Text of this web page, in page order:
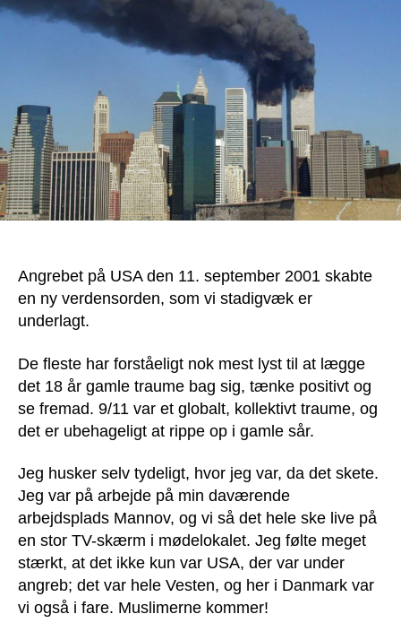
Angrebet på USA den 11. september 2001 skabte
en ny verdensorden, som vi stadigvæk er
underlagt.
De fleste har forståeligt nok mest lyst til at lægge
det 18 år gamle traume bag sig, tænke positivt og
se fremad. 9/11 var et globalt, kollektivt traume, og
det er ubehageligt at rippe op i gamle sår.
Jeg husker selv tydeligt, hvor jeg var, da det skete.
Jeg var på arbejde på min daværende
arbejdsplads Mannov, og vi så det hele ske live på
en stor TV-skærm i mødelokalet. Jeg følte meget
stærkt, at det ikke kun var USA, der var under
angreb; det var hele Vesten, og her i Danmark var
vi også i fare. Muslimerne kommer!